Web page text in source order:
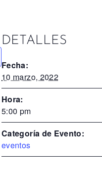
DETALLES
Fecha:
10 marzo, 2022
Hora:
5:00 pm
Categoría de Evento:
eventos